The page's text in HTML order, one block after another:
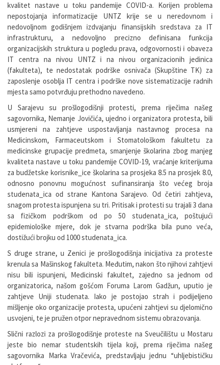
kvalitet nastave u toku pandemije COVID-a. Korijen problema
nepostojanja informatizacije UNTZ krije se u neredovnom i
nedovoljnom godišnjem izdvajanju finansijskih sredstava za IT
infrastrukturu, a nedovoljno precizno definisana funkcija
organizacijskih struktura u pogledu prava, odgovornosti i obaveza
IT centra na nivou UNTZ i na nivou organizacionih jedinica
(fakulteta), te nedostatak podrške osnivača (Skupštine TK) za
zaposlenje osoblja IT centra i podrške nove sistematizacije radnih
mjesta samo potvrđuju prethodno navedeno.
U Sarajevu su prošlogodišnji protesti, prema riječima našeg
sagovornika, Nemanje Jovičića, ujedno i organizatora protesta, bili
usmjereni na zahtjeve uspostavljanja nastavnog procesa na
Medicinskom, Farmaceutskom i Stomatološkom fakultetu za
medicinske grupacije predmeta, smanjenje školarina zbog manjeg
kvaliteta nastave u toku pandemije COVID-19, vraćanje kriterijuma
za budžetske korisnike_ice školarina sa prosjeka 8.5 na prosjek 8.0,
odnosno ponovnu mogućnost sufinansiranja što većeg broja
studenata_ica od strane Kantona Sarajevo. Od četiri zahtjeva,
snagom protesta ispunjena su tri. Pritisak i protesti su trajali 3 dana
sa fizičkom podrškom od po 50 studenata_ica, poštujući
epidemiološke mjere, dok je stvarna podrška bila puno veća,
dostižući brojku od 1000 studenata_ica.
S druge strane, u Zenici je prošlogodišnja inicijativa za proteste
krenula sa Mašinskog fakulteta. Međutim, nakon što njihovi zahtjevi
nisu bili ispunjeni, Medicinski fakultet, zajedno sa jednom od
organizatorica, našom gošćom Foruma Larom Gadžun, uputio je
zahtjeve Uniji studenata. Iako je postojao strah i podijeljeno
mišljenje oko organizacije protesta, upućeni zahtjevi su djelomično
usvojeni, te je pružen otpor nepravednom sistemu obrazovanja.
Slični razlozi za prošlogodišnje proteste na Sveučilištu u Mostaru
jeste bio nemar studentskih tijela koji, prema riječima našeg
sagovornika Marka Vračevića, predstavljaju jednu “uhljebističku